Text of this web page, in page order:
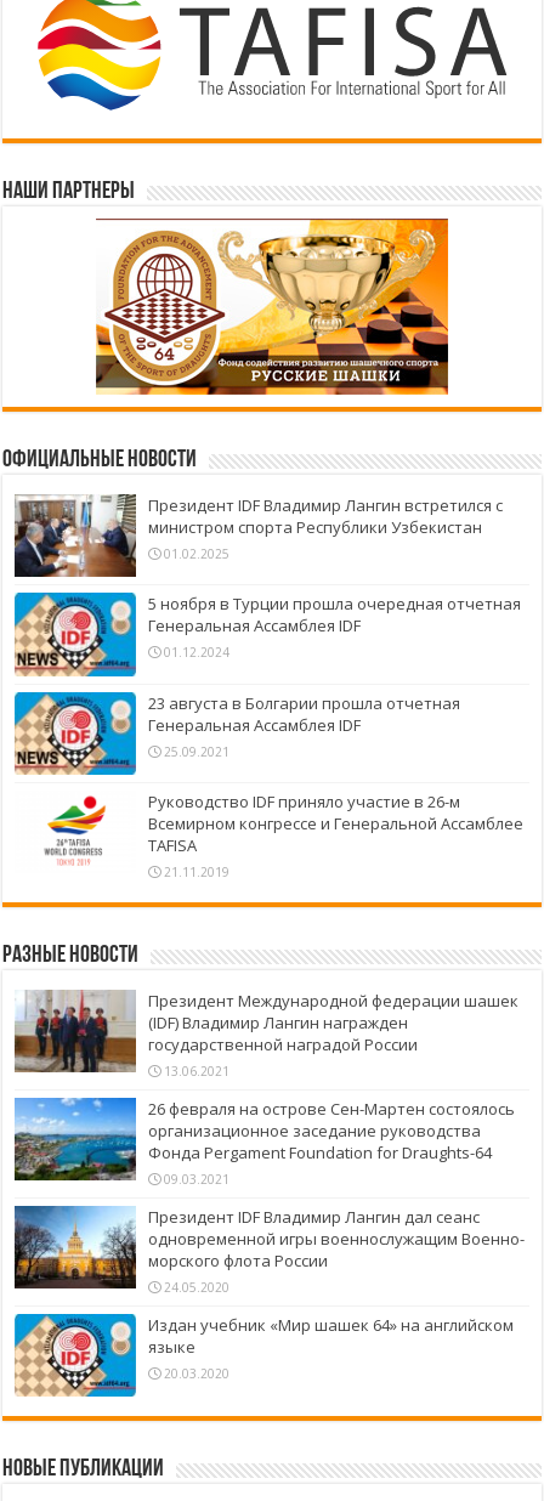
Наши партнеры
Официальные новости
Президент IDF Владимир Лангин встретился с
министром спорта Республики Узбекистан
01.02.2025
5 ноября в Турции прошла очередная отчетная
Генеральная Ассамблея IDF
01.12.2024
23 августа в Болгарии прошла отчетная
Генеральная Ассамблея IDF
25.09.2021
Руководство IDF приняло участие в 26-м
Всемирном конгрессе и Генеральной Ассамблее
TAFISA
21.11.2019
Разные новости
Президент Международной федерации шашек
(IDF) Владимир Лангин награжден
государственной наградой России
13.06.2021
26 февраля на острове Сен-Мартен состоялось
организационное заседание руководства
Фонда Pergament Foundation for Draughts-64
09.03.2021
Президент IDF Владимир Лангин дал сеанс
одновременной игры военнослужащим Военно-
морского флота России
24.05.2020
Издан учебник «Мир шашек 64» на английском
языке
20.03.2020
Новые публикации